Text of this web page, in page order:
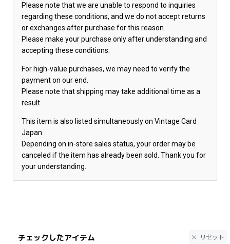
Please note that we are unable to respond to inquiries
regarding these conditions, and we do not accept returns
or exchanges after purchase for this reason.
Please make your purchase only after understanding and
accepting these conditions.
For high-value purchases, we may need to verify the
payment on our end.
Please note that shipping may take additional time as a
result.
This item is also listed simultaneously on Vintage Card
Japan.
Depending on in-store sales status, your order may be
canceled if the item has already been sold. Thank you for
your understanding.
チェックしたアイテム リセット